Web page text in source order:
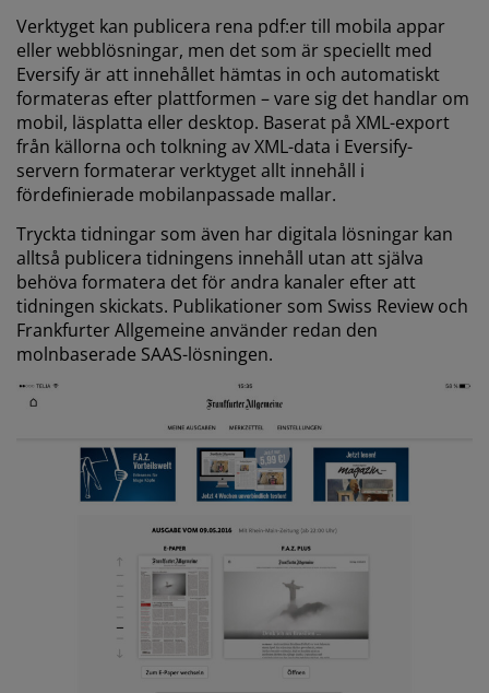
Verktyget kan publicera rena pdf:er till mobila appar
eller webblösningar, men det som är speciellt med
Eversify är att innehållet hämtas in och automatiskt
formateras efter plattformen – vare sig det handlar om
mobil, läsplatta eller desktop. Baserat på XML-export
från källorna och tolkning av XML-data i Eversify-
servern formaterar verktyget allt innehåll i
fördefinierade mobilanpassade mallar.
Tryckta tidningar som även har digitala lösningar kan
alltså publicera tidningens innehåll utan att själva
behöva formatera det för andra kanaler efter att
tidningen skickats. Publikationer som Swiss Review och
Frankfurter Allgemeine använder redan den
molnbaserade SAAS-lösningen.